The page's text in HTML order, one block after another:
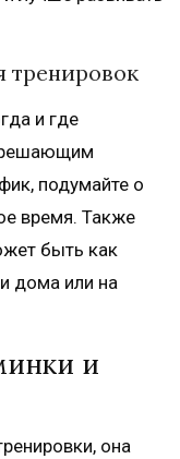
тренировок
и где
решающим
подумайте о
время. Также
быть как
дома или на
и
она